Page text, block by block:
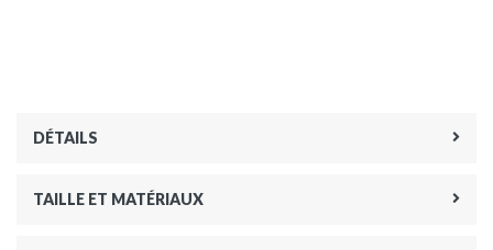
DÉTAILS
TAILLE ET MATÉRIAUX